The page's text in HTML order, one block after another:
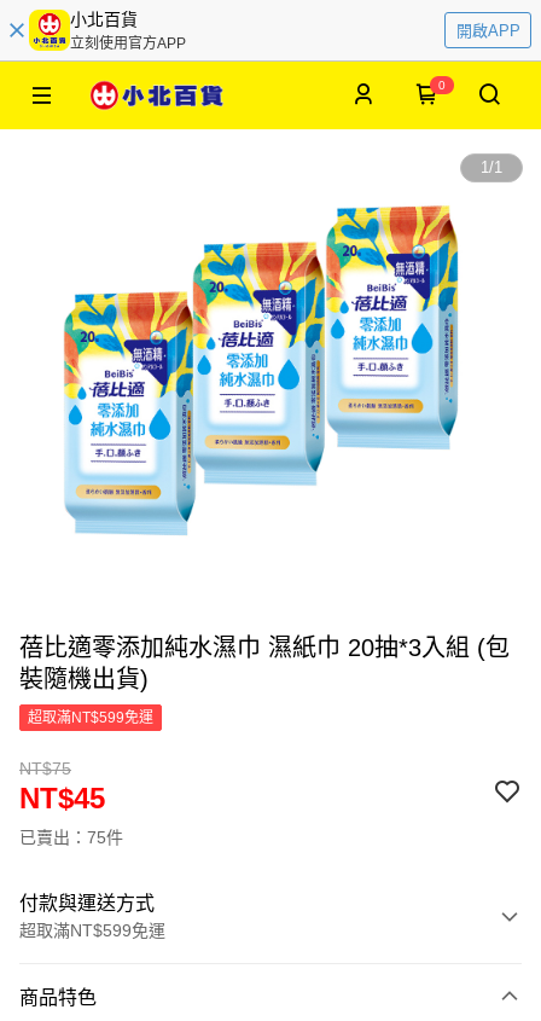
小北百貨
立刻使用官方APP
開啟APP
0
1/1
蓓比適零添加純水濕巾 濕紙巾 20抽*3入組 (包
裝隨機出貨)
超取滿NT$599免運
NT$75
NT$45
已賣出：75件
付款與運送方式
超取滿NT$599免運
信用卡一次付款
商品特色